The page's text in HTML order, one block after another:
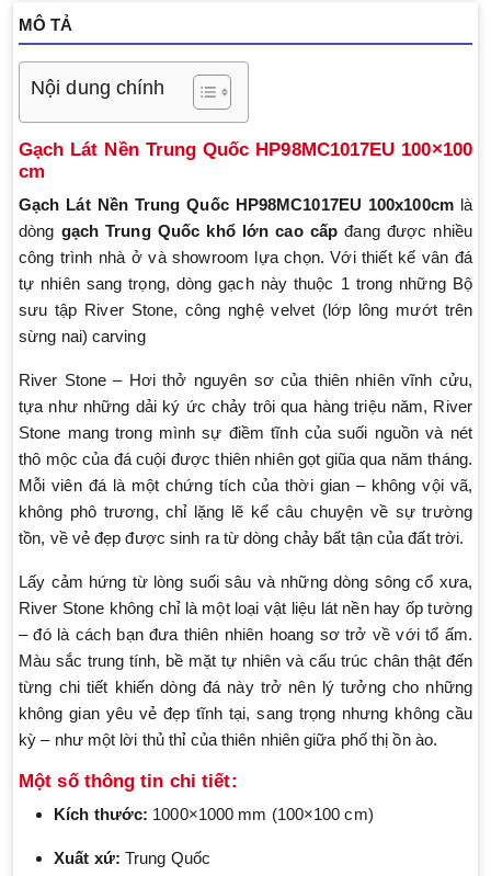
MÔ TẢ
Nội dung chính
Gạch Lát Nền Trung Quốc HP98MC1017EU 100×100
cm
Gạch Lát Nền Trung Quốc HP98MC1017EU 100x100cmlà
dòng gạch Trung Quốc khổ lớn cao cấp đang được nhiều
công trình nhà ở và showroom lựa chọn. Với thiết kế vân đá
tự nhiên sang trọng, dòng gạch này thuộc 1 trong những Bộ
sưu tập River Stone, công nghệ velvet (lớp lông mướt trên
sừng nai) carving
River Stone – Hơi thở nguyên sơ của thiên nhiên vĩnh cửu,
tựa như những dải ký ức chảy trôi qua hàng triệu năm, River
Stone mang trong mình sự điềm tĩnh của suối nguồn và nét
thô mộc của đá cuội được thiên nhiên gọt giũa qua năm tháng.
Mỗi viên đá là một chứng tích của thời gian – không vội vã,
không phô trương, chỉ lặng lẽ kể câu chuyện về sự trường
tồn, về vẻ đẹp được sinh ra từ dòng chảy bất tận của đất trời.
Lấy cảm hứng từ lòng suối sâu và những dòng sông cổ xưa,
River Stone không chỉ là một loại vật liệu lát nền hay ốp tường
– đó là cách bạn đưa thiên nhiên hoang sơ trở về với tổ ấm.
Màu sắc trung tính, bề mặt tự nhiên và cấu trúc chân thật đến
từng chi tiết khiến dòng đá này trở nên lý tưởng cho những
không gian yêu vẻ đẹp tĩnh tại, sang trọng nhưng không cầu
kỳ – như một lời thủ thỉ của thiên nhiên giữa phố thị ồn ào.
Một số thông tin chi tiết:
Kích thước: 1000×1000 mm (100×100 cm)
Xuất xứ: Trung Quốc